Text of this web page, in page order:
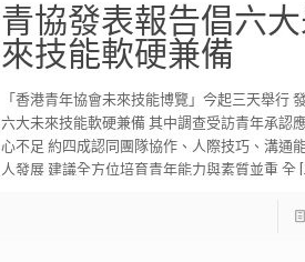
青協發表報告倡六
來技能軟硬兼備
「香港青年協會未來技能博覽」今起三天舉行
六大未來技能軟硬兼備 其中調查受訪青年承認
心不足 約四成認同團隊協作、人際技巧、溝通
人發展 建議全方位培育青年能力與素質並重 全